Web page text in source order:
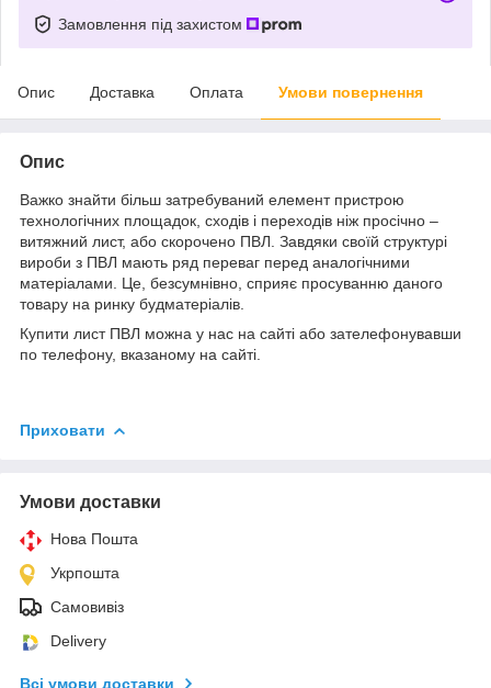
Замовлення під захистом
Опис Доставка Оплата Умови повернення
Опис
Важко знайти більш затребуваний елемент пристрою
технологічних площадок, сходів і переходів ніж просічно –
витяжний лист, або скорочено ПВЛ. Завдяки своїй структурі
вироби з ПВЛ мають ряд переваг перед аналогічними
матеріалами. Це, безсумнівно, сприяє просуванню даного
товару на ринку будматеріалів.
Купити лист ПВЛ можна у нас на сайті або зателефонувавши
по телефону, вказаному на сайті.
Приховати
Умови доставки
Нова Пошта
Укрпошта
Самовивіз
Delivery
Всі умови доставки